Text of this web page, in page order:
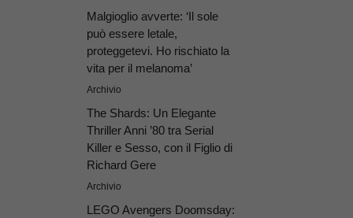
Malgioglio avverte: ‘Il sole
può essere letale,
proteggetevi. Ho rischiato la
vita per il melanoma’
Archivio
The Shards: Un Elegante
Thriller Anni ’80 tra Serial
Killer e Sesso, con il Figlio di
Richard Gere
Archivio
LEGO Avengers Doomsday: